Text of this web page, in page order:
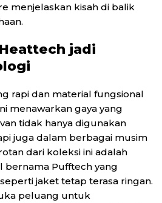
menjelaskan kisah di balik
jadi
rapi dan material fungsional
menawarkan gaya yang
tidak hanya digunakan
juga dalam berbagai musim
dari koleksi ini adalah
bernama Pufftech yang
jaket tetap terasa ringan.
peluang untuk